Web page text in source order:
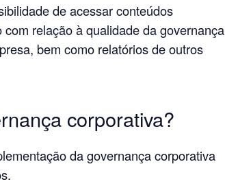
de acessar conteúdos
relação à qualidade da governança
bem como relatórios de outros
corporativa?
da governança corporativa